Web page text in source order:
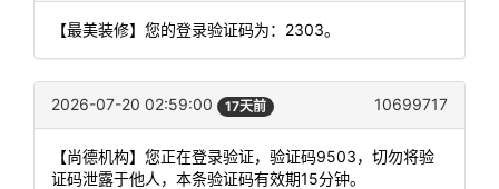
【最美装修】您的登录验证码为：2303。
2026-07-20 02:59:00 17天前 10699717
【尚德机构】您正在登录验证，验证码9503，切勿将验
证码泄露于他人，本条验证码有效期15分钟。